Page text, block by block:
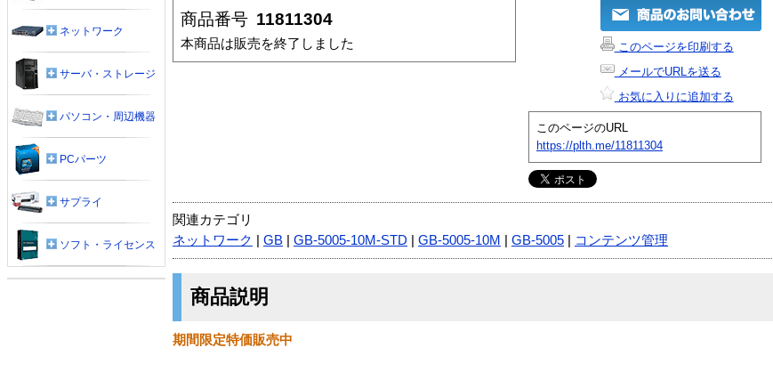
商品番号 11811304
本商品は販売を終了しました
このページを印刷する
メールでURLを送る
お気に入りに追加する
このページのURL
https://plth.me/11811304
関連カテゴリ
ネットワーク
GB GB-5005-10M-STD GB-5005-10M GB-5005 コンテンツ管理
商品説明
期間限定特価販売中
ネットワーク
サーバ・ストレージ
パソコン・周辺機器
PCパーツ
サプライ
ソフト・ライセンス